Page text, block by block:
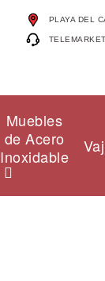
PLAYA DEL
Muebles
de Acero
Inoxidable